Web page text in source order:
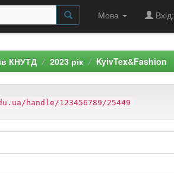
Мова Вхід:
КНУТД 2023 рік KyivTex&Fashion
handle/123456789/25449